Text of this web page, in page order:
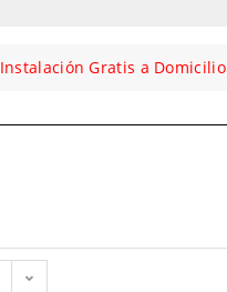
Instalación Gratis a Domicilio